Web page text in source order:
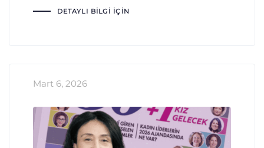
DETAYLI BILGI İÇIN
Mart 6, 2026